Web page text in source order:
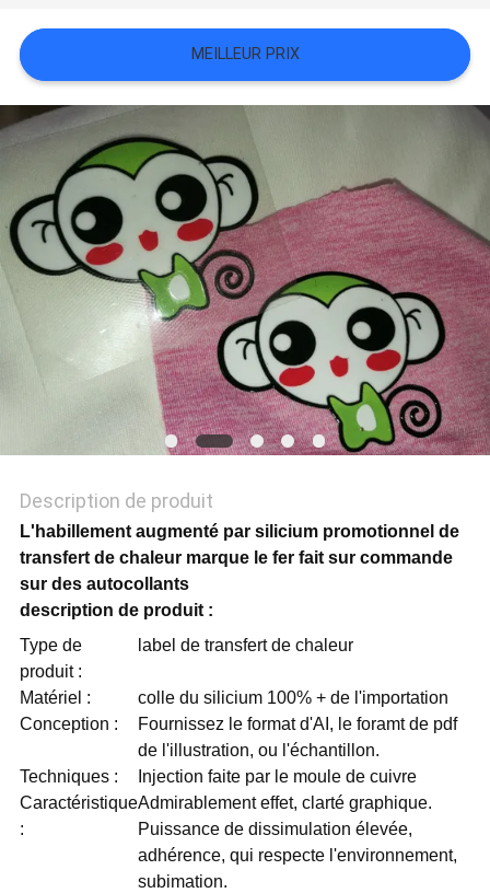
VR
SHOW
PLAN
DU
SITE
POLITIQUE
CONFIDENTIALITÉ
MEILLEUR PRIX
Description de produit
L'habillement augmenté par silicium promotionnel de
transfert de chaleur marque le fer fait sur commande
sur des autocollants
description de produit :
Type de
produit :
label de transfert de chaleur
Matériel :
colle du silicium 100% + de l'importation
Conception :
Fournissez le format d'AI, le foramt de pdf
de l'illustration, ou l'échantillon.
Techniques :
Injection faite par le moule de cuivre
Caractéristique
:
Admirablement effet, clarté graphique.
Puissance de dissimulation élevée,
adhérence, qui respecte l'environnement,
subimation.